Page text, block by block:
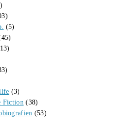
(5)
(3)
Fiction (38)
(53)